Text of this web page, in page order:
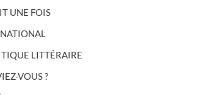
UNE FOIS
LITTÉRAIRE
VOUS ?